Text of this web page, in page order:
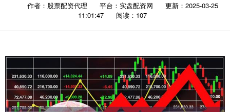
作者：股票配资代理 平台：实盘配资网
更新：2025-03-25
11:01:47
阅读：107